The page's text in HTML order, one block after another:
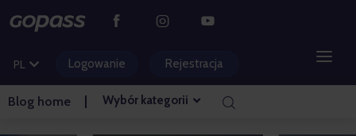
PL
DE
HU
Logowanie Rejestracja
Blog home Wybór kategorii